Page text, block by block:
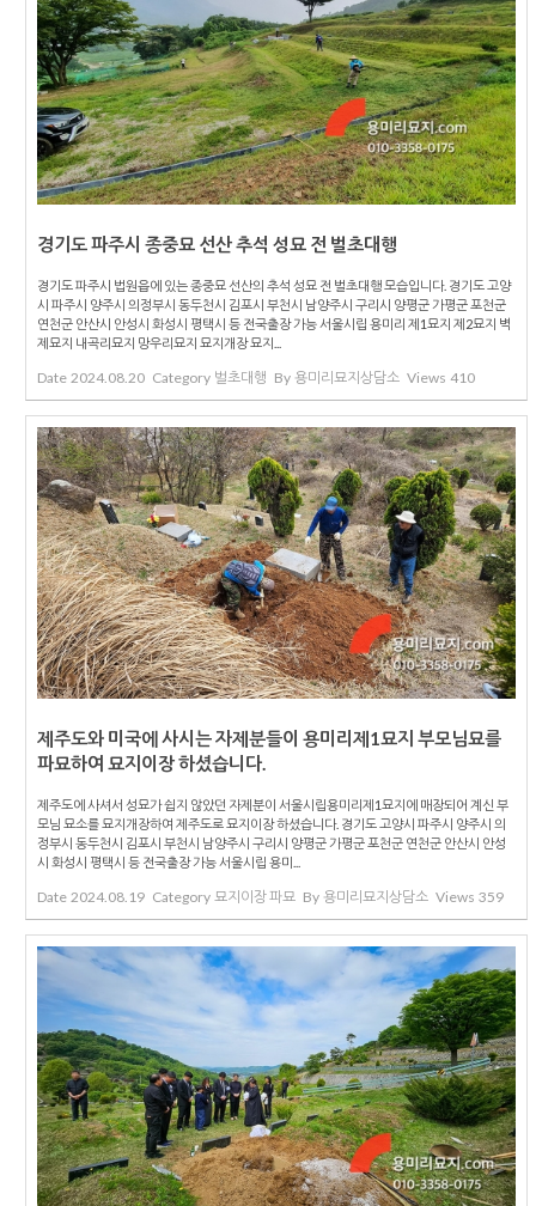
경기도 파주시 종중묘 선산 추석 성묘 전 벌초대행
경기도 파주시 법원읍에 있는 종중묘 선산의 추석 성묘 전 벌초대행 모습입니다. 경기도 고양
시 파주시 양주시 의정부시 동두천시 김포시 부천시 남양주시 구리시 양평군 가평군 포천군
연천군 안산시 안성시 화성시 평택시 등 전국출장 가능 서울시립 용미리 제1묘지 제2묘지 벽
제묘지 내곡리묘지 망우리묘지 묘지개장 묘지...
Date 2024.08.20 Category 벌초대행 By 용미리묘지상담소 Views 410
제주도와 미국에 사시는 자제분들이 용미리제1묘지 부모님묘를
파묘하여 묘지이장 하셨습니다.
제주도에 사셔서 성묘가 쉽지 않았던 자제분이 서울시립용미리제1묘지에 매장되어 계신 부
모님 묘소를 묘지개장하여 제주도로 묘지이장 하셨습니다. 경기도 고양시 파주시 양주시 의
정부시 동두천시 김포시 부천시 남양주시 구리시 양평군 가평군 포천군 연천군 안산시 안성
시 화성시 평택시 등 전국출장 가능 서울시립 용미...
Date 2024.08.19 Category 묘지이장 파묘 By 용미리묘지상담소 Views 359